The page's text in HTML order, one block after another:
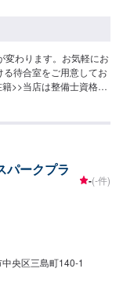
変わります。お気軽にお
待合室をご用意してお
>>当店は整備士資格を
パークプラ
-(-件)
央区三島町140-1